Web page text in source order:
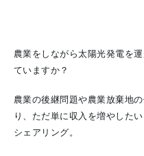
農業をしながら太陽光発電を
ていますか？
農業の後継問題や農業放棄地
り、ただ単に収入を増やした
シェアリング。